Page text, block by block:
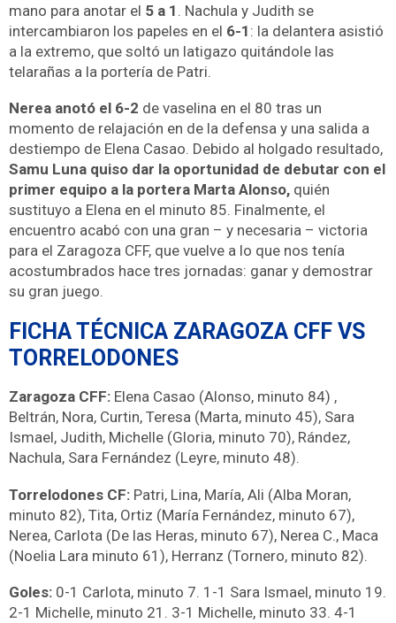
mano para anotar el 5 a 1 . Nachula y Judith se
intercambiaron los papeles en el 6-1 : la delantera asistió
a la extremo, que soltó un latigazo quitándole las
telarañas a la portería de Patri.
Nerea anotó el 6-2 de vaselina en el 80 tras un
momento de relajación en de la defensa y una salida a
destiempo de Elena Casao. Debido al holgado resultado,
Samu Luna quiso dar la oportunidad de debutar con el
primer equipo a la portera Marta Alonso, quién
sustituyo a Elena en el minuto 85. Finalmente, el
encuentro acabó con una gran – y necesaria – victoria
para el Zaragoza CFF, que vuelve a lo que nos tenía
acostumbrados hace tres jornadas: ganar y demostrar
su gran juego.
FICHA TÉCNICA ZARAGOZA CFF VS
TORRELODONES
Zaragoza CFF: Elena Casao (Alonso, minuto 84) ,
Beltrán, Nora, Curtin, Teresa (Marta, minuto 45), Sara
Ismael, Judith, Michelle (Gloria, minuto 70), Rández,
Nachula, Sara Fernández (Leyre, minuto 48).
Torrelodones CF: Patri, Lina, María, Ali (Alba Moran,
minuto 82), Tita, Ortiz (María Fernández, minuto 67),
Nerea, Carlota (De las Heras, minuto 67), Nerea C., Maca
(Noelia Lara minuto 61), Herranz (Tornero, minuto 82).
Goles: 0-1 Carlota, minuto 7. 1-1 Sara Ismael, minuto 19.
2-1 Michelle, minuto 21. 3-1 Michelle, minuto 33. 4-1